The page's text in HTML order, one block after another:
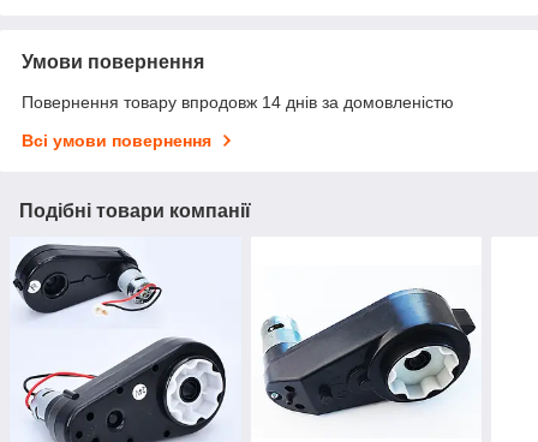
Умови повернення
Повернення товару впродовж 14 днів за домовленістю
Всі умови повернення
Подібні товари компанії